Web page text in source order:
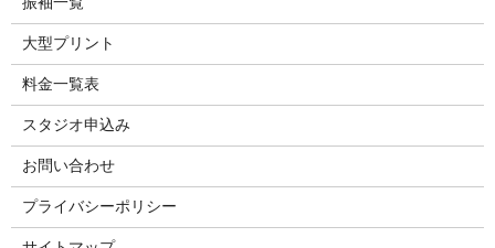
大型プリント
料金一覧表
スタジオ申込み
お問い合わせ
プライバシーポリシー